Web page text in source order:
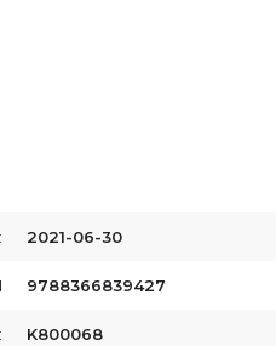
2021-06-30
9788366839427
K800068